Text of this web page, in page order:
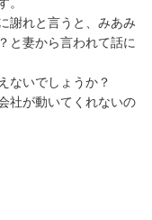
。
謝れと言うと、みあみ
と妻から言われて話に
ないでしょうか？
社が動いてくれないの